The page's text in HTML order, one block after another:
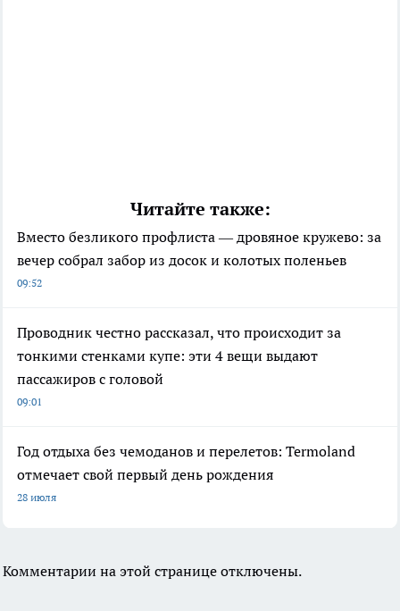
Читайте также:
Вместо безликого профлиста — дровяное кружево: за
вечер собрал забор из досок и колотых поленьев
09:52
Проводник честно рассказал, что происходит за
тонкими стенками купе: эти 4 вещи выдают
пассажиров с головой
09:01
Год отдыха без чемоданов и перелетов: Termoland
отмечает свой первый день рождения
28 июля
Комментарии на этой странице отключены.